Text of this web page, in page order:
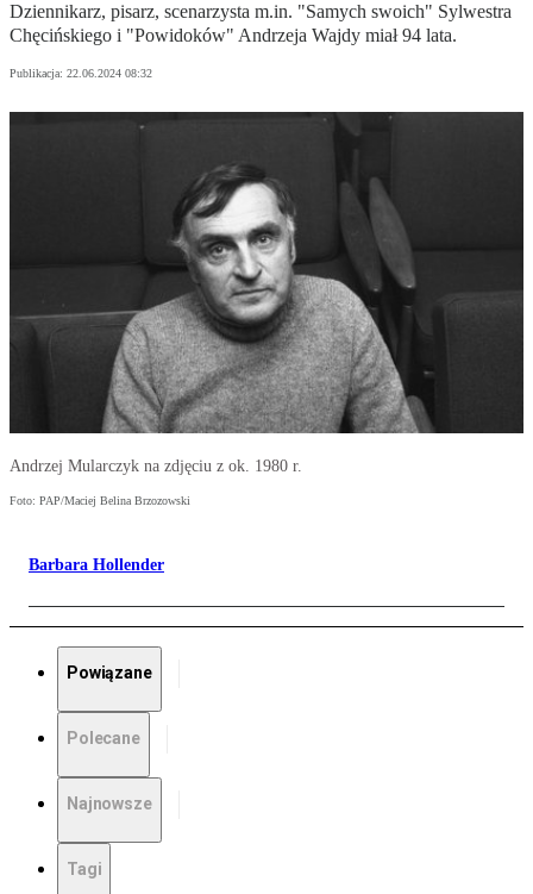
Dziennikarz, pisarz, scenarzysta m.in. "Samych swoich" Sylwestra
Chęcińskiego i "Powidoków" Andrzeja Wajdy miał 94 lata.
Publikacja: 22.06.2024 08:32
Andrzej Mularczyk na zdjęciu z ok. 1980 r.
Foto: PAP/Maciej Belina Brzozowski
Barbara Hollender
Powiązane
Polecane
Najnowsze
Tagi